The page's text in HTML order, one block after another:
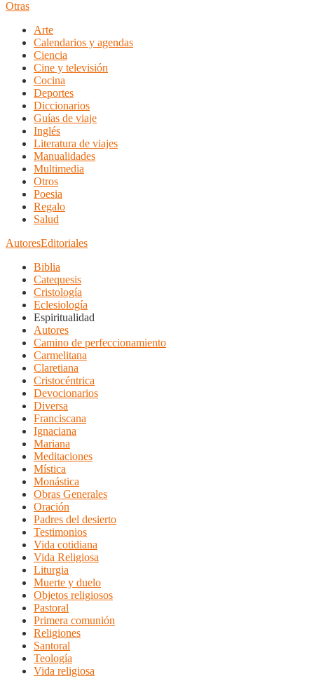
Otras
Arte
Calendarios y agendas
Ciencia
Cine y televisión
Cocina
Deportes
Diccionarios
Guías de viaje
Inglés
Literatura de viajes
Manualidades
Multimedia
Otros
Poesia
Regalo
Salud
AutoresEditoriales
Biblia
Catequesis
Cristología
Eclesiología
Espiritualidad
Autores
Camino de perfeccionamiento
Carmelitana
Claretiana
Cristocéntrica
Devocionarios
Diversa
Franciscana
Ignaciana
Mariana
Meditaciones
Mística
Monástica
Obras Generales
Oración
Padres del desierto
Testimonios
Vida cotidiana
Vida Religiosa
Liturgia
Muerte y duelo
Objetos religiosos
Pastoral
Primera comunión
Religiones
Santoral
Teología
Vida religiosa